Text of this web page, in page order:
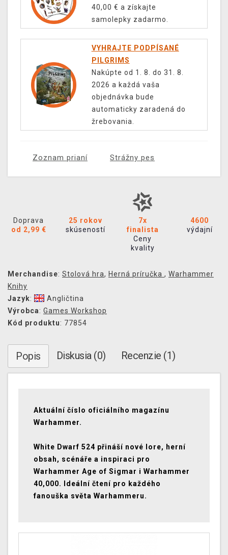
40,00 € a získajte
samolepky zadarmo.
VYHRAJTE PODPÍSANÉ
PILGRIMS
Nakúpte od 1. 8. do 31. 8.
2026 a každá vaša
objednávka bude
automaticky zaradená do
žrebovania.
Zoznam prianí Strážny pes
Doprava
od 2,99 €
25 rokov
skúseností
7x
finalista
Ceny
kvality
4600
výdajní
Merchandise: Stolová hra, Herná príručka , Warhammer
Knihy
Jazyk:
Angličtina
Výrobca: Games Workshop
Kód produktu: 77854
Popis Diskusia (0) Recenzie (1)
Aktuální číslo oficiálního magazínu
Warhammer.
White Dwarf 524 přináší nové lore, herní
obsah, scénáře a inspiraci pro
Warhammer Age of Sigmar i Warhammer
40,000. Ideální čtení pro každého
fanouška světa Warhammeru.